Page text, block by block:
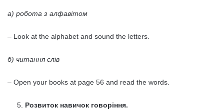
а) робота з алфавітом
– Look at the alphabet and sound the letters.
б) читання слів
– Open your books at page 56 and read the words.
Розвиток навичок говоріння.